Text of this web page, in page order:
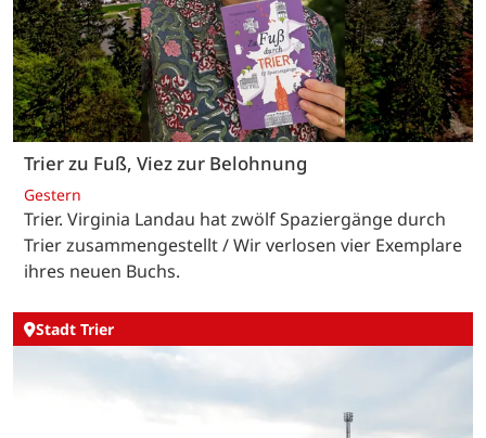
Trier zu Fuß, Viez zur Belohnung
Gestern
Trier. Virginia Landau hat zwölf Spaziergänge durch
Trier zusammengestellt / Wir verlosen vier Exemplare
ihres neuen Buchs.
Stadt Trier